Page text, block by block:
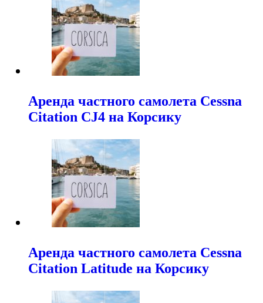
Аренда частного самолета Cessna
Citation CJ4 на Корсику
Аренда частного самолета Cessna
Citation Latitude на Корсику